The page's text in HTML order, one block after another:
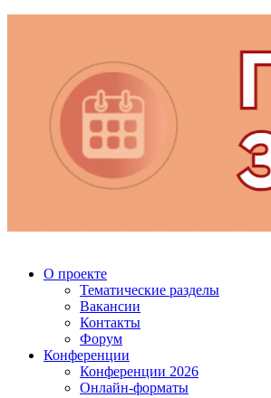
О проекте
Тематические разделы
Вакансии
Контакты
Форум
Конференции
Конференции 2026
Онлайн-форматы